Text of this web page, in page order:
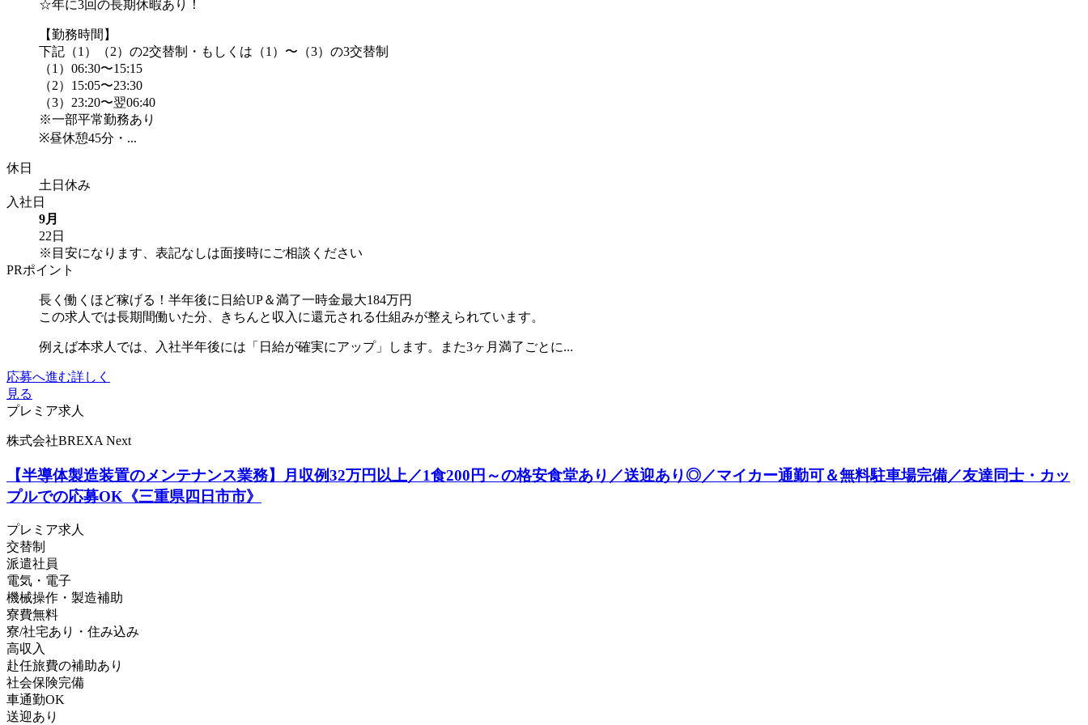
☆年に3回の長期休暇あり！
【勤務時間】
下記（1）（2）の2交替制・もしくは（1）〜（3）の3交替制
（1）06:30〜15:15
（2）15:05〜23:30
（3）23:20〜翌06:40
※一部平常勤務あり
※昼休憩45分・...
休日
土日休み
入社日
9月
22日
※目安になります、表記なしは面接時にご相談ください
PRポイント
長く働くほど稼げる！半年後に日給UP＆満了一時金最大184万円
この求人では長期間働いた分、きちんと収入に還元される仕組みが整えられています。
例えば本求人では、入社半年後には「日給が確実にアップ」します。また3ヶ月満了ごとに...
応募へ進む詳しく
見る
プレミア求人
株式会社BREXA Next
【半導体製造装置のメンテナンス業務】月収例32万円以上／1食200円～の格安食堂あり／送迎あり◎／マイカー通勤可＆無料駐車場完備／友達同士・カッ
プルでの応募OK《三重県四日市市》
プレミア求人
交替制
派遣社員
電気・電子
機械操作・製造補助
寮費無料
寮/社宅あり・住み込み
高収入
赴任旅費の補助あり
社会保険完備
車通勤OK
送迎あり